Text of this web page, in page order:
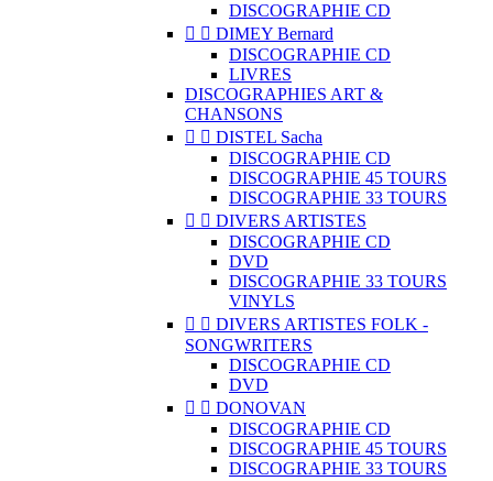
DISCOGRAPHIE CD
  DIMEY Bernard
DISCOGRAPHIE CD
LIVRES
DISCOGRAPHIES ART &
CHANSONS
  DISTEL Sacha
DISCOGRAPHIE CD
DISCOGRAPHIE 45 TOURS
DISCOGRAPHIE 33 TOURS
  DIVERS ARTISTES
DISCOGRAPHIE CD
DVD
DISCOGRAPHIE 33 TOURS
VINYLS
  DIVERS ARTISTES FOLK -
SONGWRITERS
DISCOGRAPHIE CD
DVD
  DONOVAN
DISCOGRAPHIE CD
DISCOGRAPHIE 45 TOURS
DISCOGRAPHIE 33 TOURS